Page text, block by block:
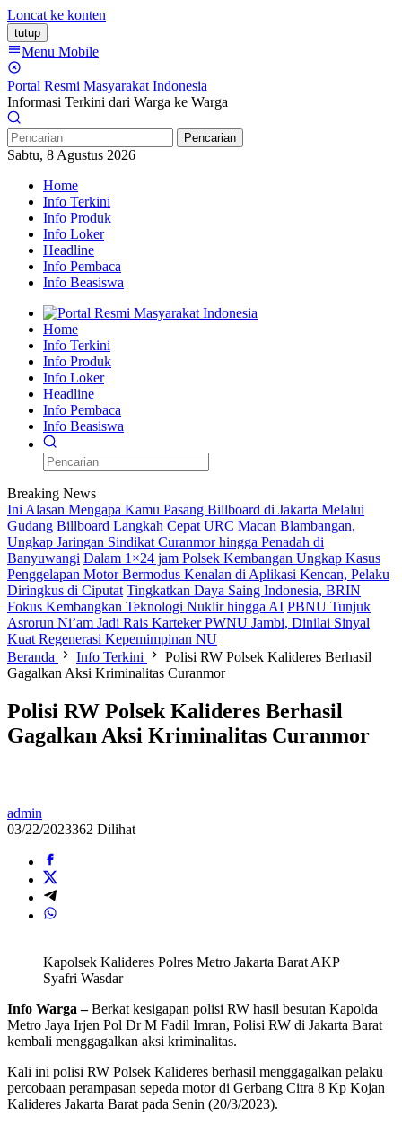
Loncat ke konten
tutup
Menu Mobile
Portal Resmi Masyarakat Indonesia
Informasi Terkini dari Warga ke Warga
Pencarian
Sabtu, 8 Agustus 2026
Home
Info Terkini
Info Produk
Info Loker
Headline
Info Pembaca
Info Beasiswa
Home
Info Terkini
Info Produk
Info Loker
Headline
Info Pembaca
Info Beasiswa
Breaking News
Ini Alasan Mengapa Kamu Pasang Billboard di Jakarta Melalui
Gudang Billboard Langkah Cepat URC Macan Blambangan,
Ungkap Jaringan Sindikat Curanmor hingga Penadah di
Banyuwangi Dalam 1×24 jam Polsek Kembangan Ungkap Kasus
Penggelapan Motor Bermodus Kenalan di Aplikasi Kencan, Pelaku
Diringkus di Ciputat Tingkatkan Daya Saing Indonesia, BRIN
Fokus Kembangkan Teknologi Nuklir hingga AI PBNU Tunjuk
Asrorun Ni’am Jadi Rais Karteker PWNU Jambi, Dinilai Sinyal
Kuat Regenerasi Kepemimpinan NU
Beranda
Info Terkini
Polisi RW Polsek Kalideres Berhasil
Gagalkan Aksi Kriminalitas Curanmor
Polisi RW Polsek Kalideres Berhasil
Gagalkan Aksi Kriminalitas Curanmor
admin
03/22/2023362 Dilihat
Kapolsek Kalideres Polres Metro Jakarta Barat AKP
Syafri Wasdar
Info Warga –Berkat kesigapan polisi RW hasil besutan Kapolda
Metro Jaya Irjen Pol Dr M Fadil Imran, Polisi RW di Jakarta Barat
kembali menggagalkan aksi kriminalitas.
Kali ini polisi RW Polsek Kalideres berhasil menggagalkan pelaku
percobaan perampasan sepeda motor di Gerbang Citra 8 Kp Kojan
Kalideres Jakarta Barat pada Senin (20/3/2023).